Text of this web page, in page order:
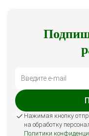
Нажимая кнопку
на обработку
Политики